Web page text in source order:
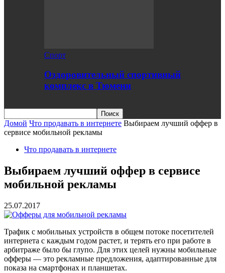
Спорт
Оздоровительный спортивный
комплекс в Тюмени
Домой Что продавать в интернете Выбираем лучший оффер в
сервисе мобильной рекламы
Что продавать в интернете
Выбираем лучший оффер в сервисе
мобильной рекламы
25.07.2017
Трафик с мобильных устройств в общем потоке посетителей
интернета с каждым годом растет, и терять его при работе в
арбитраже было бы глупо. Для этих целей нужны мобильные
офферы — это рекламные предложения, адаптированные для
показа на смартфонах и планшетах.